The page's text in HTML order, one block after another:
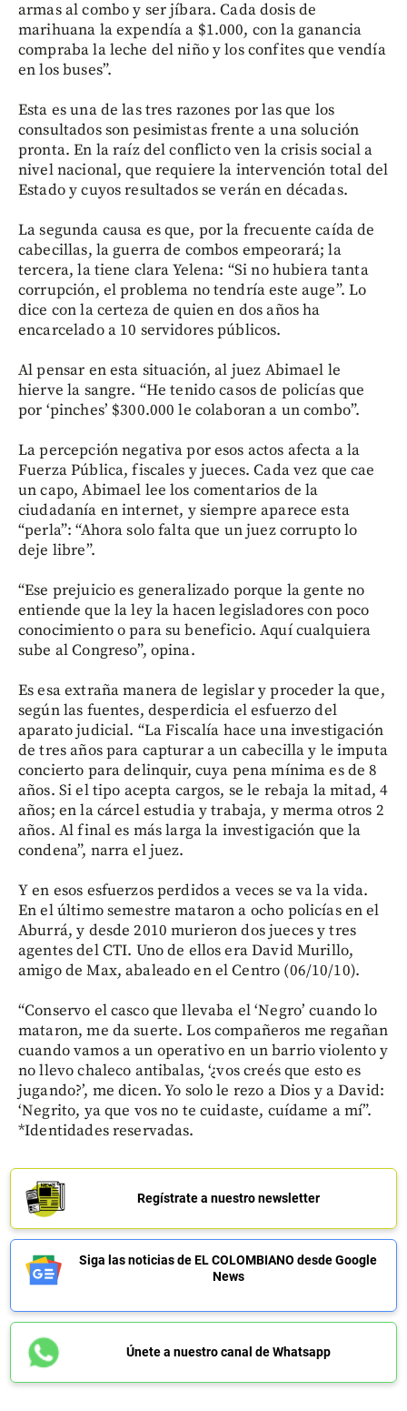
armas al combo y ser jíbara. Cada dosis de
marihuana la expendía a $1.000, con la ganancia
compraba la leche del niño y los confites que vendía
en los buses”.
Esta es una de las tres razones por las que los
consultados son pesimistas frente a una solución
pronta. En la raíz del conflicto ven la crisis social a
nivel nacional, que requiere la intervención total del
Estado y cuyos resultados se verán en décadas.
La segunda causa es que, por la frecuente caída de
cabecillas, la guerra de combos empeorará; la
tercera, la tiene clara Yelena: “Si no hubiera tanta
corrupción, el problema no tendría este auge”. Lo
dice con la certeza de quien en dos años ha
encarcelado a 10 servidores públicos.
Al pensar en esta situación, al juez Abimael le
hierve la sangre. “He tenido casos de policías que
por ‘pinches’ $300.000 le colaboran a un combo”.
La percepción negativa por esos actos afecta a la
Fuerza Pública, fiscales y jueces. Cada vez que cae
un capo, Abimael lee los comentarios de la
ciudadanía en internet, y siempre aparece esta
“perla”: “Ahora solo falta que un juez corrupto lo
deje libre”.
“Ese prejuicio es generalizado porque la gente no
entiende que la ley la hacen legisladores con poco
conocimiento o para su beneficio. Aquí cualquiera
sube al Congreso”, opina.
Es esa extraña manera de legislar y proceder la que,
según las fuentes, desperdicia el esfuerzo del
aparato judicial. “La Fiscalía hace una investigación
de tres años para capturar a un cabecilla y le imputa
concierto para delinquir, cuya pena mínima es de 8
años. Si el tipo acepta cargos, se le rebaja la mitad, 4
años; en la cárcel estudia y trabaja, y merma otros 2
años. Al final es más larga la investigación que la
condena”, narra el juez.
Y en esos esfuerzos perdidos a veces se va la vida.
En el último semestre mataron a ocho policías en el
Aburrá, y desde 2010 murieron dos jueces y tres
agentes del CTI. Uno de ellos era David Murillo,
amigo de Max, abaleado en el Centro (06/10/10).
“Conservo el casco que llevaba el ‘Negro’ cuando lo
mataron, me da suerte. Los compañeros me regañan
cuando vamos a un operativo en un barrio violento y
no llevo chaleco antibalas, ‘¿vos creés que esto es
jugando?’, me dicen. Yo solo le rezo a Dios y a David:
‘Negrito, ya que vos no te cuidaste, cuídame a mí”.
*Identidades reservadas.
Regístrate a nuestro newsletter
Siga las noticias de EL COLOMBIANO desde Google
News
Únete a nuestro canal de Whatsapp